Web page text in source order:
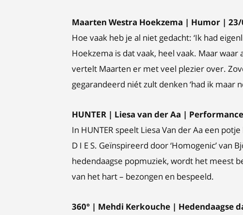
Maarten Westra Hoekzema | Humor |
Hoe vaak heb je al niet gedacht: ‘Ik had
Hoekzema is dat vaak, heel vaak. Maar
vertelt Maarten er met veel plezier over.
gegarandeerd niét zult denken ‘had ik maar
HUNTER | Liesa van der Aa |
In HUNTER speelt Liesa Van der Aa een
D I E S. Geïnspireerd door ‘Homogenic’
hedendaagse popmuziek, wordt het meest
van het hart – bezongen en bespeeld.
360° | Mehdi Kerkouche | Hedendaagse